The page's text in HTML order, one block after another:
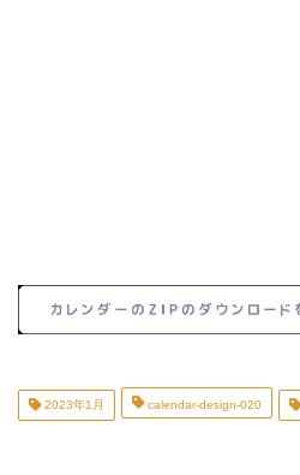
2023年1月 calendar-design-020